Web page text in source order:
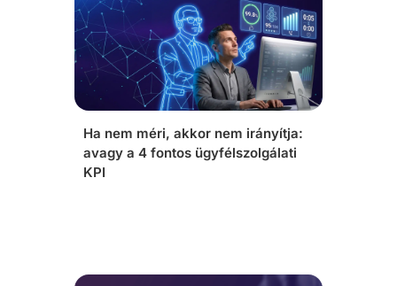
Ha nem méri, akkor nem irányítja:
avagy a 4 fontos ügyfélszolgálati
KPI